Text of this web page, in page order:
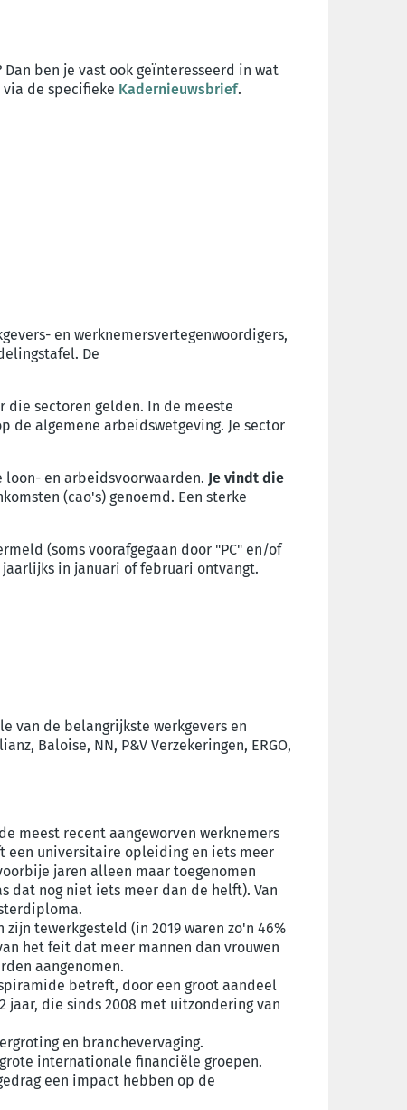
ben je vast ook geïnteresseerd in wat
de specifieke Kadernieuwsbrief.
en werknemersvertegenwoordigers,
De
die sectoren gelden. In de meeste
de algemene arbeidswetgeving. Je sector
en arbeidsvoorwaarden. Je vindt die
(cao's) genoemd. Een sterke
(soms voorafgegaan door "PC" en/of
in januari of februari ontvangt.
van de belangrijkste werkgevers en
Baloise, NN, P&V Verzekeringen, ERGO,
meest recent aangeworven werknemers
een universitaire opleiding en iets meer
jaren alleen maar toegenomen
dat nog niet iets meer dan de helft). Van
tewerkgesteld (in 2019 waren zo'n 46%
het feit dat meer mannen dan vrouwen
aangenomen.
betreft, door een groot aandeel
jaar, die sinds 2008 met uitzondering van
en branchevervaging.
internationale financiële groepen.
een impact hebben op de